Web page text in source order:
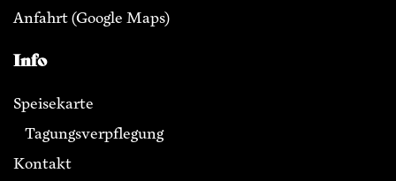
Anfahrt(Google Maps)
Info
Speisekarte
Tagungsverpflegung
Kontakt